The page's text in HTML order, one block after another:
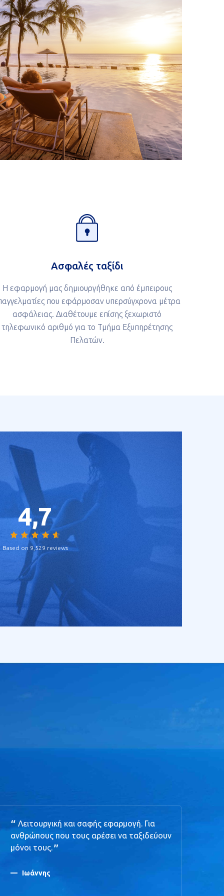
Ασφαλές ταξίδι
Η εφαρμογή μας δημιουργήθηκε από έμπειρους
που εφάρμοσαν υπερσύγχρονα μέτρα
ασφάλειας. Διαθέτουμε επίσης ξεχωριστό
τηλεφωνικό αριθμό για το Τμήμα Εξυπηρέτησης
Πελατών.
4,7
Based on 9,529 reviews
Λειτουργική και σαφής εφαρμογή. Για
ανθρώπους που τους αρέσει να ταξιδεύουν
μόνοι τους.
Ιωάννης